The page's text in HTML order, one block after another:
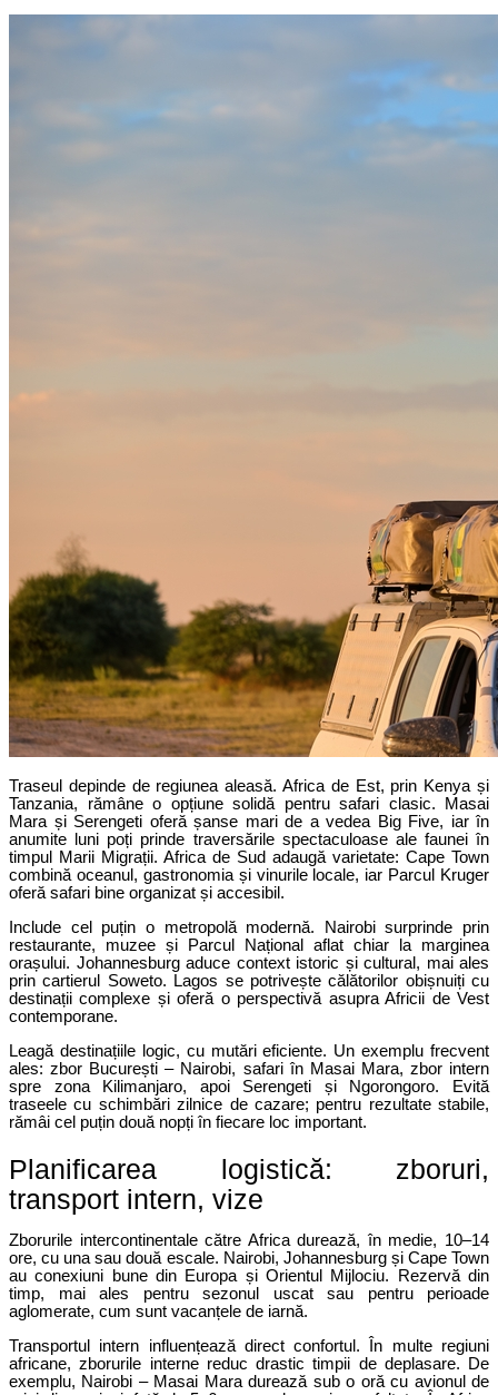
Traseul depinde de regiunea aleasă. Africa de Est, prin Kenya și
Tanzania, rămâne o opțiune solidă pentru safari clasic. Masai
Mara și Serengeti oferă șanse mari de a vedea Big Five, iar în
anumite luni poți prinde traversările spectaculoase ale faunei în
timpul Marii Migrații. Africa de Sud adaugă varietate: Cape Town
combină oceanul, gastronomia și vinurile locale, iar Parcul Kruger
oferă safari bine organizat și accesibil.
Include cel puțin o metropolă modernă. Nairobi surprinde prin
restaurante, muzee și Parcul Național aflat chiar la marginea
orașului. Johannesburg aduce context istoric și cultural, mai ales
prin cartierul Soweto. Lagos se potrivește călătorilor obișnuiți cu
destinații complexe și oferă o perspectivă asupra Africii de Vest
contemporane.
Leagă destinațiile logic, cu mutări eficiente. Un exemplu frecvent
ales: zbor București – Nairobi, safari în Masai Mara, zbor intern
spre zona Kilimanjaro, apoi Serengeti și Ngorongoro. Evită
traseele cu schimbări zilnice de cazare; pentru rezultate stabile,
rămâi cel puțin două nopți în fiecare loc important.
Planificarea logistică: zboruri,
transport intern, vize
Zborurile intercontinentale către Africa durează, în medie, 10–14
ore, cu una sau două escale. Nairobi, Johannesburg și Cape Town
au conexiuni bune din Europa și Orientul Mijlociu. Rezervă din
timp, mai ales pentru sezonul uscat sau pentru perioade
aglomerate, cum sunt vacanțele de iarnă.
Transportul intern influențează direct confortul. În multe regiuni
africane, zborurile interne reduc drastic timpii de deplasare. De
exemplu, Nairobi – Masai Mara durează sub o oră cu avionul de